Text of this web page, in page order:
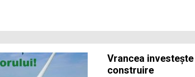
Vrancea
construire